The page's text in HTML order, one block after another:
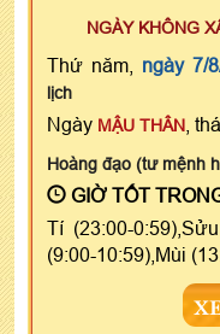
NGÀY KHÔNG
Thứ năm, ngày 7/
lịch
Ngày MẬU THÂN ,
Hoàng đạo (tư mệnh
GIỜ TỐT
Tí (23:00-
(9:00-10:59),Mùi